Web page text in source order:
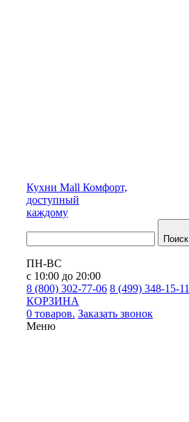
Кухни Mall Комфорт,
доступный
каждому
Поиск
ПН-ВС
с 10:00 до 20:00
8 (800) 302-77-06 8 (499) 348-15-11
КОРЗИНА
0 товаров. Заказать звонок
Меню